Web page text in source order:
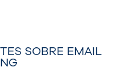
SOBRE EMAIL